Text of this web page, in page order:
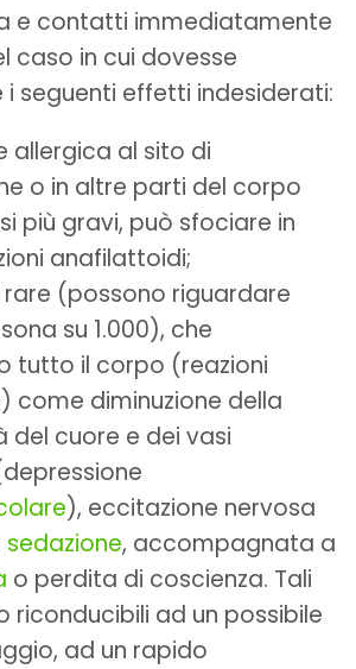
e contatti immediatamente
caso in cui dovesse
seguenti effetti indesiderati:
allergica al sito di
o in altre parti del corpo
più gravi, può sfociare in
anafilattoidi;
rare (possono riguardare
su 1.000), che
tutto il corpo (reazioni
come diminuzione della
del cuore e dei vasi
), eccitazione nervosa
sedazione, accompagnata a
o perdita di coscienza. Tali
riconducibili ad un possibile
ad un rapido